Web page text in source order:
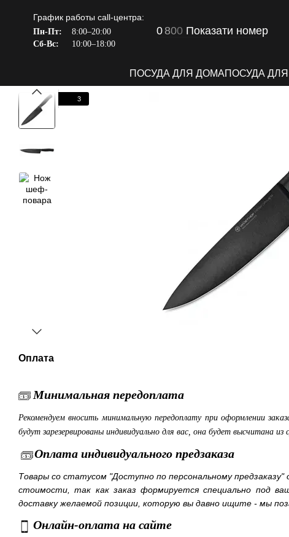
График работы call-центра:
Пн-Пт:
8:00–20:00
Сб-Вс:
10:00–18:00
0800 Показати номер
ПОСУДА ДЛЯ ДОМАПОСУДА
3
Оплата
Минимальная передоплата
Рекомендуем вносить минимальную передоплату при оформлении
будут зарезервированы индивидуально для вас, она будет высчитана
Оплата индивидуального предзаказа
Товары со статусом "Доступно по персональному
стоимости, так как заказ формируется специально под
доставку желаемой позиции, которую вы давно ищите - мы
Онлайн-оплата на сайте